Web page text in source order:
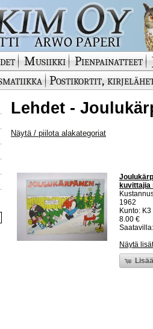
Musiikki Pienpainatteet
Postikortit,
Lehdet -
Näytä / piilota alakategoriat
kuvittajia
1962
Kunto:
8.00 €
Näytä